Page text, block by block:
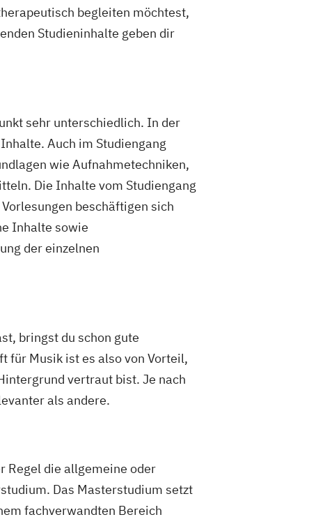
begleiten möchtest,
Studieninhalte geben dir
sehr unterschiedlich. In der
Auch im Studiengang
wie Aufnahmetechniken,
Die Inhalte vom Studiengang
beschäftigen sich
Inhalte sowie
der einzelnen
bringst du schon gute
für Musik ist es also von Vorteil,
vertraut bist. Je nach
als andere.
Regel die allgemeine oder
Das Masterstudium setzt
fachverwandten Bereich